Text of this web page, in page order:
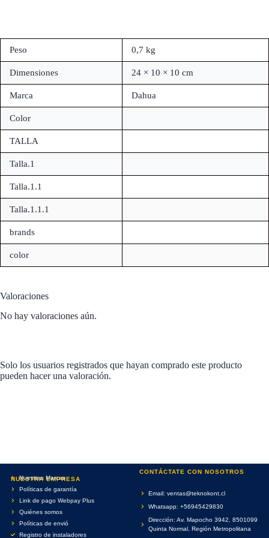
Peso 0,7 kg
Dimensiones 24 × 10 × 10 cm
Marca Dahua
Color
TALLA
Talla.1
Talla.1.1
Talla.1.1.1
brands
color
Valoraciones
No hay valoraciones aún.
Solo los usuarios registrados que hayan comprado este producto
pueden hacer una valoración.
NUESTRA EMPRESA
Nuestras Marcas
Políticas de garantía
Link de pago Webpay Plus
Quiénes somos
Políticas de envió
Registro de instaladores
CONTÁCTATE CON NOSOTROS
Email: ventas@teknokont.cl
Whatsapp: +56945429830
Dirección: Av. Mapocho 3942, 8501099
Quinta Normal, Región Metropolitana